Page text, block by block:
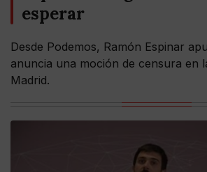
esperar
Desde Podemos, Ramón Espinar
anuncia una moción de censura en
Madrid.